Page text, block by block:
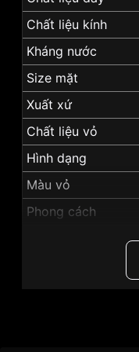
Chất liệu kính
Kháng nước
Size mặt
Xuất xứ
Chất liệu vỏ
Hình dạng
Màu vỏ
Phong cách